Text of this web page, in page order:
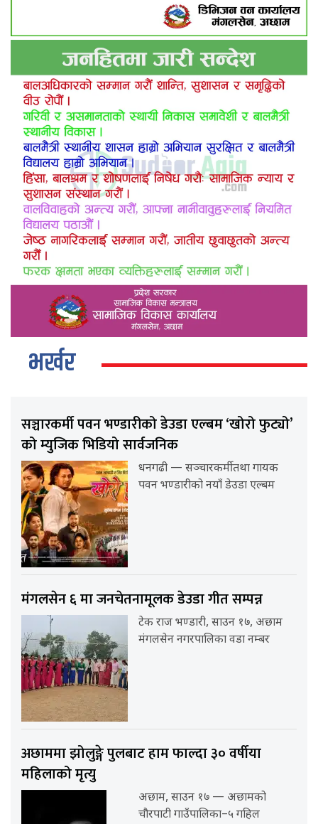
भर्खर
सञ्चारकर्मी पवन भण्डारीको डेउडा एल्बम ‘खोरो फुट्यो’
को म्युजिक भिडियो सार्वजनिक
धनगढी — सञ्चारकर्मी तथा गायक
पवन भण्डारीको नयाँ डेउडा एल्बम
मंगलसेन ६ मा जनचेतनामूलक डेउडा गीत सम्पन्न
टेक राज भण्डारी, साउन १७, अछाम
मंगलसेन नगरपालिका वडा नम्बर
अछाममा झोलुङ्गे पुलबाट हाम फाल्दा ३० वर्षीया
महिलाको मृत्यु
अछाम, साउन १७ — अछामको
चौरपाटी गाउँपालिका–५ गहिल